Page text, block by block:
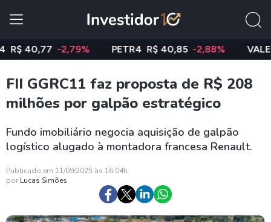
-2,79% PETR4 R$ 40,85 -2,88% VALE3 R$
FII GGRC11 faz proposta de R$ 208
milhões por galpão estratégico
Fundo imobiliário negocia aquisição de galpão
logístico alugado à montadora francesa Renault.
Publicado em 11/09/2025 às 16:04h
por Lucas Simões